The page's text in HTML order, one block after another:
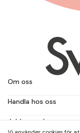
Om oss
Handla hos oss
Jobba med oss